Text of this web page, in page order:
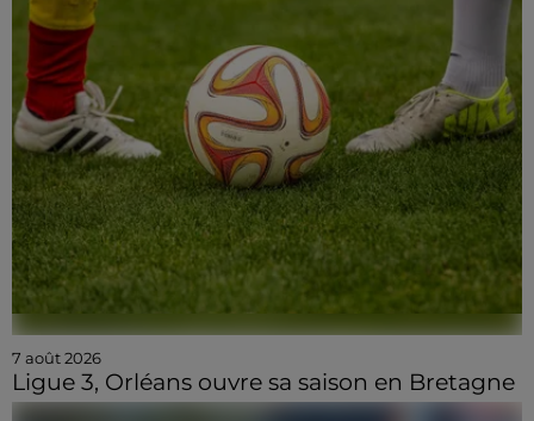
7 août 2026
Ligue 3, Orléans ouvre sa saison en Bretagne